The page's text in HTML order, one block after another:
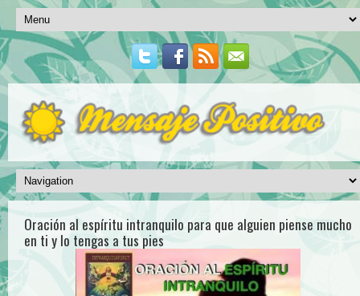
Oración al espíritu intranquilo para que alguien piense mucho
en ti y lo tengas a tus pies